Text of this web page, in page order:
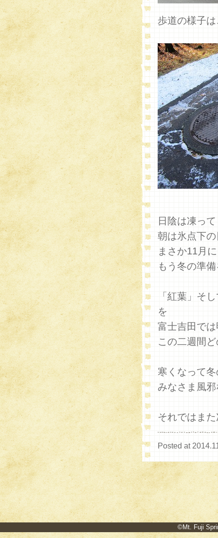
歩道の様子
日陰は凍っ
朝は氷点下
まさか11月
もう冬の準
「紅葉」そ
を
富士吉田で
この二週間
寒くなって
みなさま風
それではま
Posted at
©Mt. Fuji